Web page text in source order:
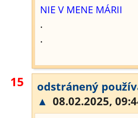
NIE V MENE MÁRII
.
.
15
odstránený
▲ 08.02.2025,